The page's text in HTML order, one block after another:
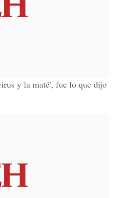
y la maté', fue lo que dijo